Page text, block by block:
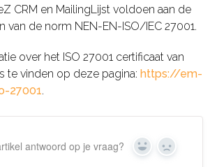
CRM en MailingLijst voldoen aan de
van de norm NEN-EN-ISO/IEC 27001.
over het ISO 27001 certificaat van
te vinden op deze pagina: https://em-
27001.
antwoord op je vraag? Yes No